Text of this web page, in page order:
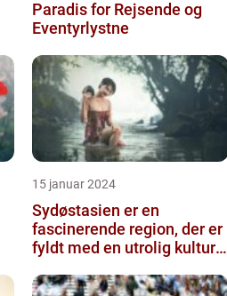
Paradis for Rejsende og
Eventyrlystne
15 januar 2024
Sydøstasien er en
fascinerende region, der er
fyldt med en utrolig kulturel